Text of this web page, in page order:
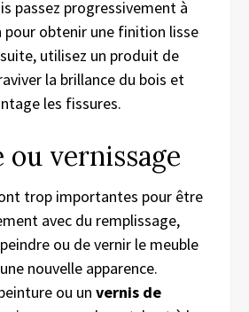
passez progressivement à
pour obtenir une finition lisse
utilisez un produit de
la brillance du bois et
les fissures.
ou vernissage
trop importantes pour être
avec du remplissage,
ou de vernir le meuble
nouvelle apparence.
ou un vernis de